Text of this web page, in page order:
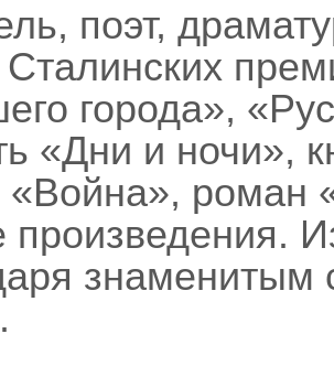
поэт,
города»,
«Дни и ночи»,
«Война», роман
произведения.
знаменитым